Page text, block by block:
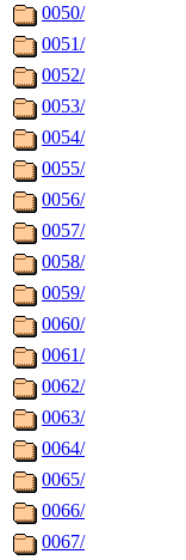
0050/
0051/
0052/
0053/
0054/
0055/
0056/
0057/
0058/
0059/
0060/
0061/
0062/
0063/
0064/
0065/
0066/
0067/